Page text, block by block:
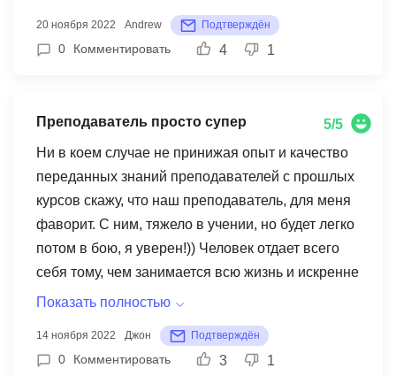
никакой воды, четкие и всеобъемлющие
разъяснения, но с полным пониманием, где
самых важных умений, которому я научился на
курсе, так как очень хотелось соответствовать
уровню преподавателя, стало то, что я сначала
полностью документировал, что буду делать, а
потом уже это реализовывал: (1) это
действительно помогает находить ошибки; (2)
это действительно документирует все, что делал;
(3) это действительно вдохновляет на двигаться
был больше, шире, разнообразней, так как
именно эти мини-проекты можно и нужно
20 ноября 2022 Andrew Подтверждён
0 Комментировать 4 1
Преподаватель просто супер
5/5
Ни в коем случае не принижая опыт и качество
переданных знаний преподавателей с прошлых
курсов скажу, что наш преподаватель, для меня
фаворит. С ним, тяжело в учении, но будет легко
потом в бою, я уверен!)) Человек отдает всего
себя тому, чем занимается всю жизнь и искренне
любит, делясь этими бесценными знаниями с
огромный + лично для меня, так как иначе ты
ничего не выучишь и не поймешь должным
Показать полностью
14 ноября 2022 Джон Подтверждён
0 Комментировать 3 1